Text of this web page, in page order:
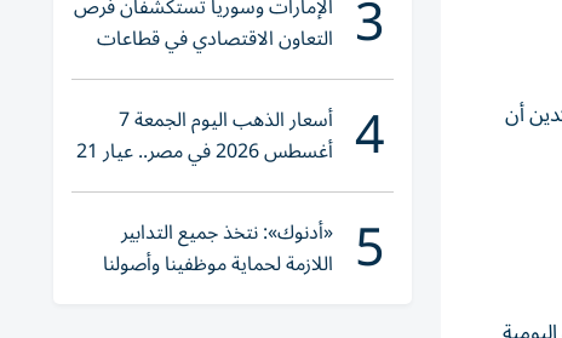
أن
3 التعاون الاقتصادي في قطاعات
حيوية
4 أسعار الذهب اليوم الجمعة 7
أغسطس 2026 في مصر.. عيار 21
يقترب من هذا الرقم
5 «أدنوك»: نتخذ جميع التدابير
اللازمة لحماية موظفينا وأصولنا